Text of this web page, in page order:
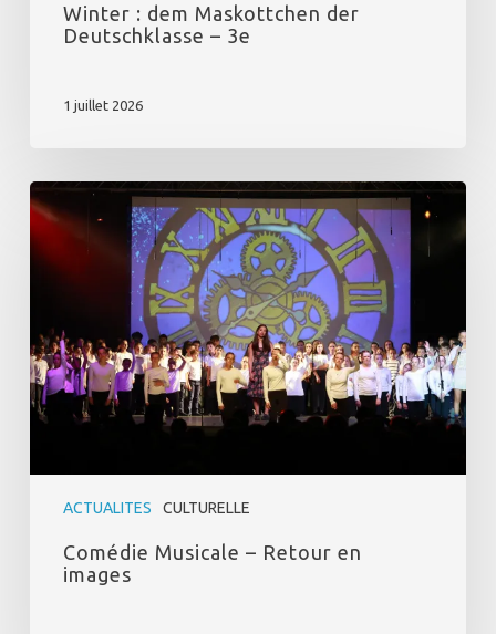
Winter : dem Maskottchen der
Deutschklasse – 3e
1 juillet 2026
ACTUALITES CULTURELLE
Comédie
Musicale
–
Retour
Comédie Musicale – Retour en
images